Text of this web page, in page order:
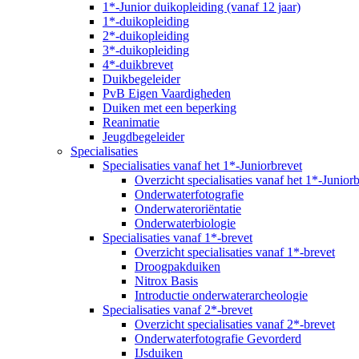
1*-Junior duikopleiding (vanaf 12 jaar)
1*-duikopleiding
2*-duikopleiding
3*-duikopleiding
4*-duikbrevet
Duikbegeleider
PvB Eigen Vaardigheden
Duiken met een beperking
Reanimatie
Jeugdbegeleider
Specialisaties
Specialisaties vanaf het 1*-Juniorbrevet
Overzicht specialisaties vanaf het 1*-
Onderwaterfotografie
Onderwateroriëntatie
Onderwaterbiologie
Specialisaties vanaf 1*-brevet
Overzicht specialisaties vanaf 1*-brevet
Droogpakduiken
Nitrox Basis
Introductie onderwaterarcheologie
Specialisaties vanaf 2*-brevet
Overzicht specialisaties vanaf 2*-brevet
Onderwaterfotografie Gevorderd
IJsduiken